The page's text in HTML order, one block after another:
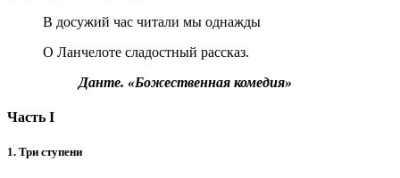
В досужий час читали мы однажды
О Ланчелоте сладостный рассказ.
Данте. «Божественная комедия»
Часть I
1. Три ступени